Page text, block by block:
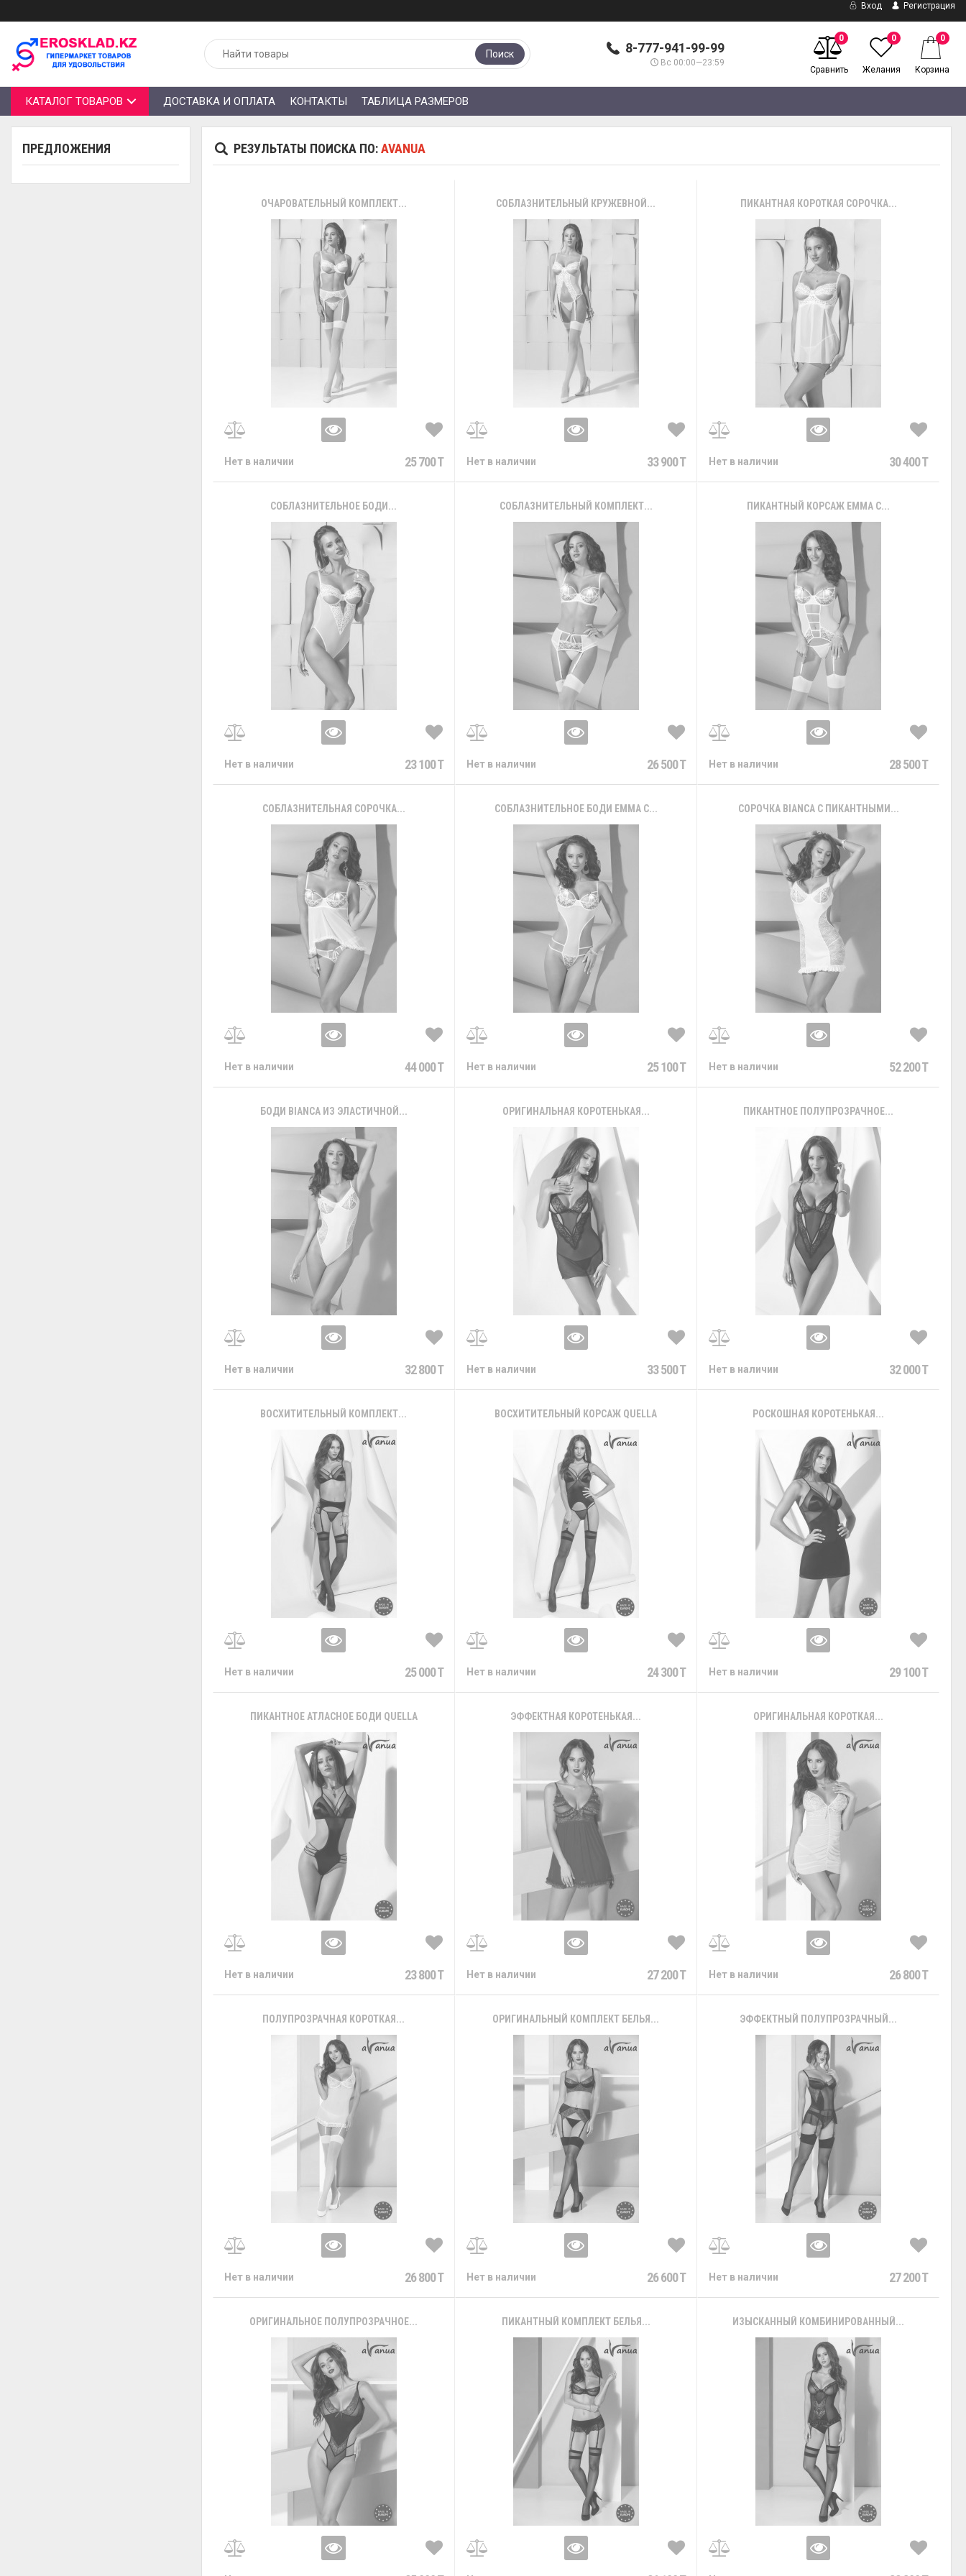
Вход Регистрация
8-777-941-99-99
Вс 00:00—23:59
Поиск
0
Сравнить
0
Желания
0
Корзина
КАТАЛОГ ТОВАРОВ ДОСТАВКА И ОПЛАТА КОНТАКТЫ ТАБЛИЦА РАЗМЕРОВ
ПРЕДЛОЖЕНИЯ РЕЗУЛЬТАТЫ ПОИСКА ПО:AVANUA
ОЧАРОВАТЕЛЬНЫЙ КОМПЛЕКТ...
Нет в наличии 25 700 T
СОБЛАЗНИТЕЛЬНЫЙ КРУЖЕВНОЙ...
Нет в наличии 33 900 T
ПИКАНТНАЯ КОРОТКАЯ СОРОЧКА...
Нет в наличии 30 400 T
СОБЛАЗНИТЕЛЬНОЕ БОДИ...
Нет в наличии 23 100 T
СОБЛАЗНИТЕЛЬНЫЙ КОМПЛЕКТ...
Нет в наличии 26 500 T
ПИКАНТНЫЙ КОРСАЖ EMMA С...
Нет в наличии 28 500 T
СОБЛАЗНИТЕЛЬНАЯ СОРОЧКА...
Нет в наличии 44 000 T
СОБЛАЗНИТЕЛЬНОЕ БОДИ EMMA С...
Нет в наличии 25 100 T
СОРОЧКА BIANCA С ПИКАНТНЫМИ...
Нет в наличии 52 200 T
БОДИ BIANCA ИЗ ЭЛАСТИЧНОЙ...
Нет в наличии 32 800 T
ОРИГИНАЛЬНАЯ КОРОТЕНЬКАЯ...
Нет в наличии 33 500 T
ПИКАНТНОЕ ПОЛУПРОЗРАЧНОЕ...
Нет в наличии 32 000 T
ВОСХИТИТЕЛЬНЫЙ КОМПЛЕКТ...
Нет в наличии 25 000 T
ВОСХИТИТЕЛЬНЫЙ КОРСАЖ QUELLA
Нет в наличии 24 300 T
РОСКОШНАЯ КОРОТЕНЬКАЯ...
Нет в наличии 29 100 T
ПИКАНТНОЕ АТЛАСНОЕ БОДИ QUELLA
Нет в наличии 23 800 T
ЭФФЕКТНАЯ КОРОТЕНЬКАЯ...
Нет в наличии 27 200 T
ОРИГИНАЛЬНАЯ КОРОТКАЯ...
Нет в наличии 26 800 T
ПОЛУПРОЗРАЧНАЯ КОРОТКАЯ...
Нет в наличии 26 800 T
ОРИГИНАЛЬНЫЙ КОМПЛЕКТ БЕЛЬЯ...
Нет в наличии 26 600 T
ЭФФЕКТНЫЙ ПОЛУПРОЗРАЧНЫЙ...
Нет в наличии 27 200 T
ОРИГИНАЛЬНОЕ ПОЛУПРОЗРАЧНОЕ... ПИКАНТНЫЙ КОМПЛЕКТ БЕЛЬЯ... ИЗЫСКАННЫЙ КОМБИНИРОВАННЫЙ...